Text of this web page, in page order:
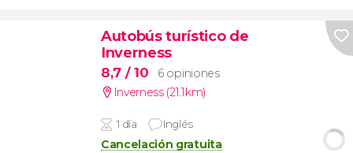
Autobús turístico de
Inverness
8,7 / 10
6 opiniones
Inverness (21.1km)
1 día Inglés
Cancelación gratuita